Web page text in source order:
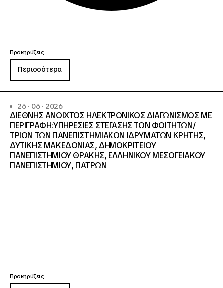
Προκηρύξεις
Περισσότερα
26 · 06 · 2026
ΔΙΕΘΝΗΣ ΑΝΟΙΧΤΟΣ ΗΛΕΚΤΡΟΝΙΚΟΣ ΔΙΑΓΩΝΙΣΜΟΣ ΜΕ
ΠΕΡΙΓΡΑΦΗ:ΥΠΗΡΕΣΙΕΣ ΣΤΕΓΑΣΗΣ ΤΩΝ ΦΟΙΤΗΤΩΝ/
ΤΡΙΩΝ ΤΩΝ ΠΑΝΕΠΙΣΤΗΜΙΑΚΩΝ ΙΔΡΥΜΑΤΩΝ KΡΗΤΗΣ,
ΔΥΤΙΚΗΣ ΜΑΚΕΔΟΝΙΑΣ, ΔΗΜΟΚΡΙΤΕΙΟΥ
ΠΑΝΕΠΙΣΤΗΜΙΟΥ ΘΡΑΚΗΣ, ΕΛΛΗΝΙΚΟΥ ΜΕΣΟΓΕΙΑΚΟΥ
ΠΑΝΕΠΙΣΤΗΜΙΟΥ, ΠΑΤΡΩΝ
Προκηρύξεις